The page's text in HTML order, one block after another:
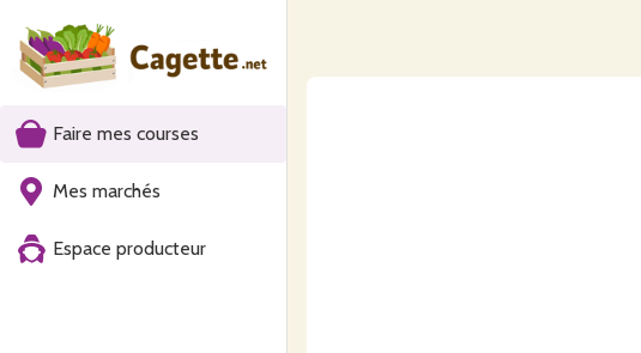
Faire mes courses
Mes marchés
Espace producteur